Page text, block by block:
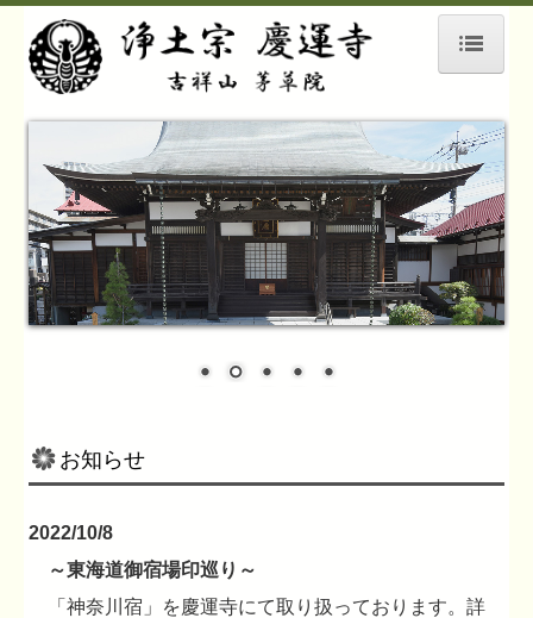
慶運寺について
浦島伝説
交通案内
メディア情報
お知らせ
2022/10/8
～東海道御宿場印巡り～
「神奈川宿」を慶運寺にて取り扱っております。詳